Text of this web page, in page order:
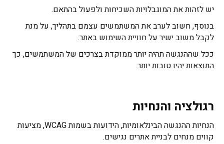
יש לזהות את המוגבלויות השכיחות ולפעול בהתאם.
בנוסף, חשוב לערב את המשתמשים עצמם בתהליך, על מנת
לקבל משוב ישיר על חוויית השימוש באתר.
ככל שההנגשה תהיה יותר ממוקדת בצרכים של המשתמשים, כך
התוצאות יהיו טובות יותר.
רגולציה והנחיות
הנחיות ההנגשה הבינלאומיות, הידועות בשמות WCAG, מציעות
קווים מנחים לבניית אתרים נגישים.